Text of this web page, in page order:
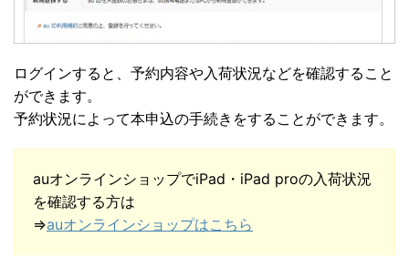
ログインすると、予約内容や入荷状況などを確認すること
ができます。
予約状況によって本申込の手続きをすることができます。
auオンラインショップでiPad・iPad proの入荷状況
を確認する方は
⇒auオンラインショップはこちら